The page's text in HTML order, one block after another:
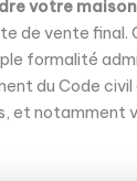
votre
de vente
formalité
du Code
et notamment